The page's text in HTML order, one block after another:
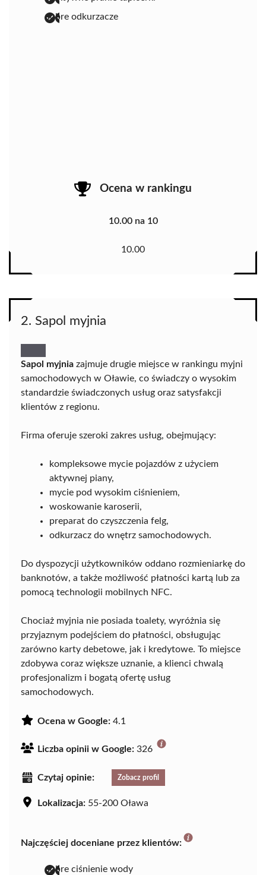
dobre odkurzacze
Ocena w rankingu
10.00 na 10
10.00
2. Sapol myjnia
Sapol myjnia zajmuje drugie miejsce w rankingu myjni
samochodowych w Oławie, co świadczy o wysokim
standardzie świadczonych usług oraz satysfakcji
klientów z regionu.
Firma oferuje szeroki zakres usług, obejmujący:
kompleksowe mycie pojazdów z użyciem
aktywnej piany,
mycie pod wysokim ciśnieniem,
woskowanie karoserii,
preparat do czyszczenia felg,
odkurzacz do wnętrz samochodowych.
Do dyspozycji użytkowników oddano rozmieniarkę do
banknotów, a także możliwość płatności kartą lub za
pomocą technologii mobilnych NFC.
Chociaż myjnia nie posiada toalety, wyróżnia się
przyjaznym podejściem do płatności, obsługując
zarówno karty debetowe, jak i kredytowe. To miejsce
zdobywa coraz większe uznanie, a klienci chwalą
profesjonalizm i bogatą ofertę usług
samochodowych.
Ocena w Google: 4.1
Liczba opinii w Google: 326
Czytaj opinie: Zobacz profil
Lokalizacja: 55-200 Oława
Najczęściej doceniane przez klientów:
dobre ciśnienie wody